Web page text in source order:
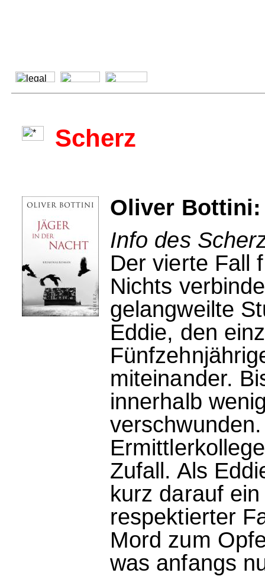
Scherz
Oliver
Info des
Der vierte Fall
Nichts
gelangweilte
Eddie, den
miteinander.
innerhalb
Zufall. Als
kurz darauf
respektierter
Mord zum
was anfangs